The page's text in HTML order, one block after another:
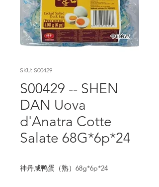
SKU: S00429
S00429 -- SHEN
DAN Uova
d'Anatra Cotte
Salate 68G*6p*24
神丹咸鸭蛋（熟）68g*6p*24